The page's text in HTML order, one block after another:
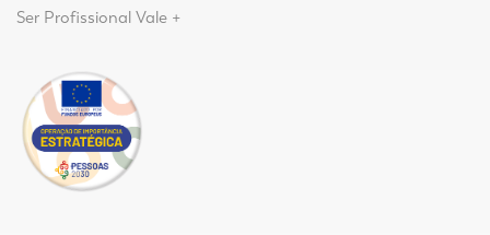
Ser Profissional Vale +